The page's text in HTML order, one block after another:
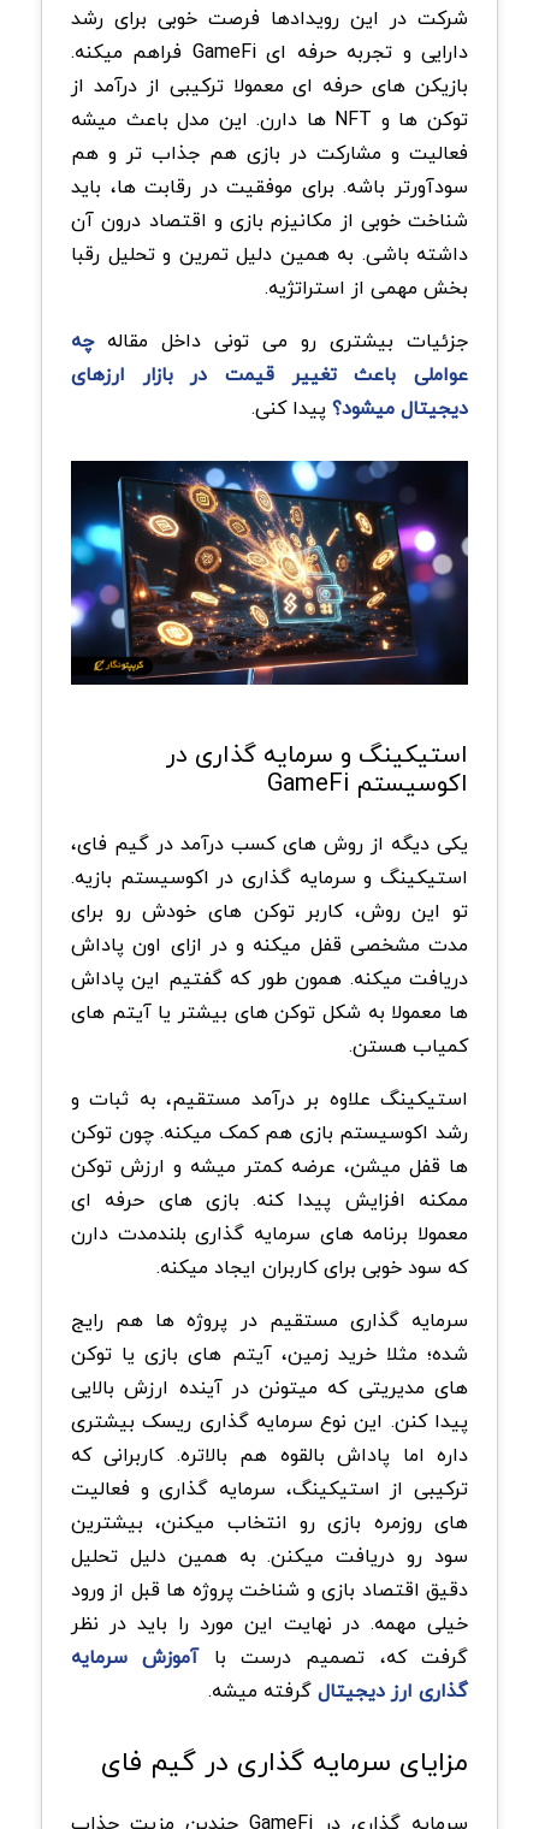
شرکت در این رویدادها فرصت خوبی برای رشد
دارایی و تجربه حرفه ای GameFi فراهم میکنه.
بازیکن های حرفه ای معمولا ترکیبی از درآمد از
توکن ها و NFT ها دارن. این مدل باعث میشه
فعالیت و مشارکت در بازی هم جذاب تر و هم
سودآورتر باشه. برای موفقیت در رقابت ها، باید
شناخت خوبی از مکانیزم بازی و اقتصاد درون آن
داشته باشی. به همین دلیل تمرین و تحلیل رقبا
بخش مهمی از استراتژیه.
جزئیات بیشتری رو می تونی داخل مقالهچه
عواملی باعث تغییر قیمت در بازار ارزهای
دیجیتال میشود؟پیدا کنی.
استیکینگ و سرمایه گذاری در
اکوسیستم GameFi
یکی دیگه از روش های کسب درآمد در گیم فای،
استیکینگ و سرمایه گذاری در اکوسیستم بازیه.
تو این روش، کاربر توکن های خودش رو برای
مدت مشخصی قفل میکنه و در ازای اون پاداش
دریافت میکنه. همون طور که گفتیم این پاداش
ها معمولا به شکل توکن های بیشتر یا آیتم های
کمیاب هستن.
استیکینگ علاوه بر درآمد مستقیم، به ثبات و
رشد اکوسیستم بازی هم کمک میکنه. چون توکن
ها قفل میشن، عرضه کمتر میشه و ارزش توکن
ممکنه افزایش پیدا کنه. بازی های حرفه ای
معمولا برنامه های سرمایه گذاری بلندمدت دارن
که سود خوبی برای کاربران ایجاد میکنه.
سرمایه گذاری مستقیم در پروژه ها هم رایج
شده؛ مثلا خرید زمین، آیتم های بازی یا توکن
های مدیریتی که میتونن در آینده ارزش بالایی
پیدا کنن. این نوع سرمایه گذاری ریسک بیشتری
داره اما پاداش بالقوه هم بالاتره.کاربرانی که
ترکیبی از استیکینگ، سرمایه گذاری و فعالیت
های روزمره بازی رو انتخاب میکنن، بیشترین
سود رو دریافت میکنن. به همین دلیل تحلیل
دقیق اقتصاد بازی و شناخت پروژه ها قبل از ورود
خیلی مهمه. در نهایت این مورد را باید در نظر
گرفت که، تصمیم درست باآموزش سرمایه
گذاری ارز دیجیتالگرفته میشه.
مزایای سرمایه گذاری در گیم فای